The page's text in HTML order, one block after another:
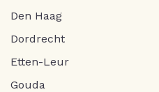
Den Haag
Dordrecht
Etten-Leur
Gouda